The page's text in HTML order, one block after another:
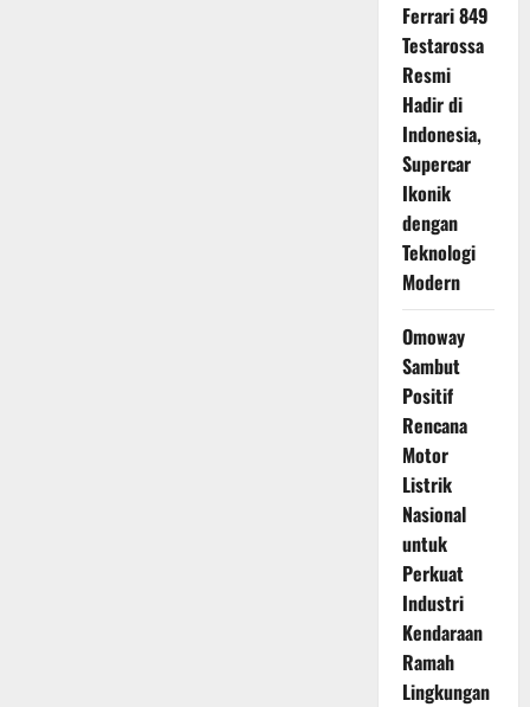
Ferrari 849
Testarossa
Resmi
Hadir di
Indonesia,
Supercar
Ikonik
dengan
Teknologi
Modern
Omoway
Sambut
Positif
Rencana
Motor
Listrik
Nasional
untuk
Perkuat
Industri
Kendaraan
Ramah
Lingkungan